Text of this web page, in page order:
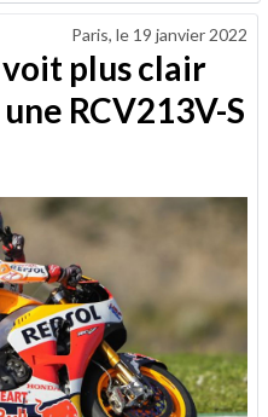
Paris, le 19 janvier 2022
plus clair
RCV213V-S